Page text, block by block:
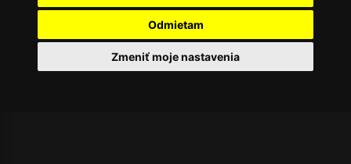
Odmietam
Zmeniť moje nastavenia